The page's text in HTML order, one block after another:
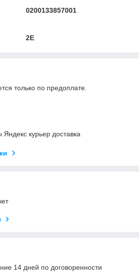
0200133857001
2E
только по предоплате.
курьер доставка
14 дней по договоренности